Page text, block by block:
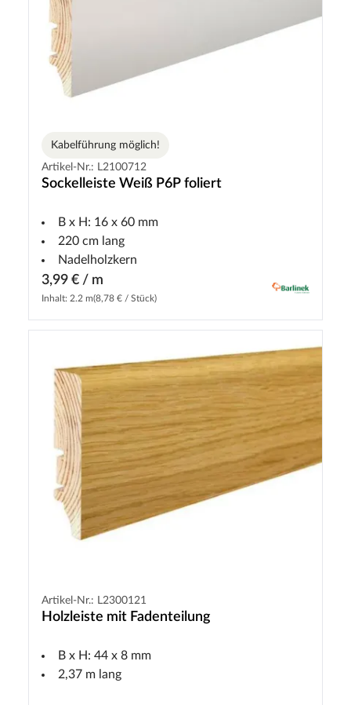
Kabelführung möglich!
Artikel-Nr.: L2100712
Sockelleiste Weiß P6P foliert
B x H: 16 x 60 mm
220 cm lang
Nadelholzkern
3,99 € / m
Inhalt: 2.2 m(8,78 € / Stück)
Artikel-Nr.: L2300121
Holzleiste mit Fadenteilung
B x H: 44 x 8 mm
2,37 m lang